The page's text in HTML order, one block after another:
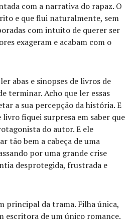
com a narrativa do rapaz. O
e que flui naturalmente, sem
com intuito de querer ser
exageram e acabam com o
abas e sinopses de livros de
terminar. Acho que ler essas
a sua percepção da história. E
livro fiquei surpresa em saber que
do autor. E ele
tão bem a cabeça de uma
por uma grande crise
desprotegida, frustrada e
principal da trama. Filha única,
escritora de um único romance.